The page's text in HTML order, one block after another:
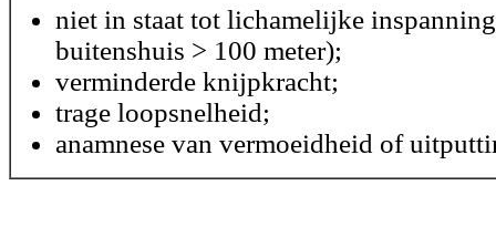
niet in staat tot lichamelijke
buitenshuis > 100 meter);
verminderde knijpkracht;
trage loopsnelheid;
anamnese van vermoeidheid of